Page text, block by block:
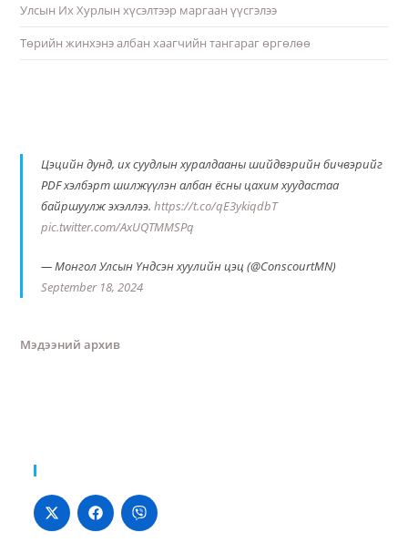
Улсын Их Хурлын хүсэлтээр маргаан үүсгэлээ
Төрийн жинхэнэ албан хаагчийн тангараг өргөлөө
Цэцийн дунд, их суудлын хуралдааны шийдвэрийн бичвэрийг
PDF хэлбэрт шилжүүлэн албан ёсны цахим хуудастаа
байршуулж эхэллээ.https://t.co/qE3ykiqdbT
pic.twitter.com/AxUQTMMSPq
— Монгол Улсын Үндсэн хуулийн цэц (@ConscourtMN)
September 18, 2024
Мэдээний архив